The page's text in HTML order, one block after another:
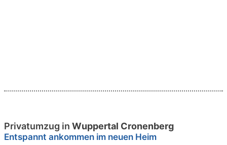
Privatumzug in Wuppertal Cronenberg
Entspannt ankommen im neuen Heim